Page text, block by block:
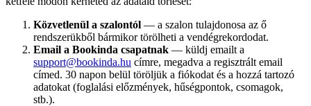
Közvetlenül a szalontól — a szalon tulajdonosa az ő
rendszerükből bármikor törölheti a vendégrekordodat.
Email a Bookinda csapatnak — küldj emailt a
support@bookinda.hu címre, megadva a regisztrált email
címed. 30 napon belül töröljük a fiókodat és a hozzá tartozó
adatokat (foglalási előzmények, hűségpontok, csomagok,
stb.).